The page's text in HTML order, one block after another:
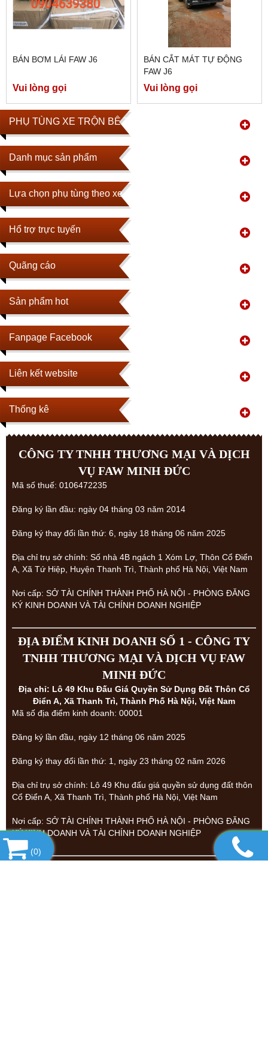
PHỤ TÙNG XE TRỘN BÊ TÔNG
Danh mục sản phẩm
Lựa chọn phụ tùng theo xe
Hổ trợ trực tuyến
Quãng cáo
Sản phẩm hot
Fanpage Facebook
Liên kết website
Thống kê
BÁN BƠM LÁI FAW J6
Vui lòng gọi
BÁN CẮT MÁT TỰ ĐỘNG
FAW J6
Vui lòng gọi
CÔNG TY TNHH THƯƠNG MẠI VÀ DỊCH
VỤ FAW MINH ĐỨC
Mã số thuế: 0106472235
Đăng ký lần đầu: ngày 04 tháng 03 năm 2014
Đăng ký thay đổi lần thứ: 6, ngày 18 tháng 06 năm 2025
Địa chỉ trụ sở chính: Số nhà 4B ngách 1 Xóm Lợ, Thôn Cổ Điển
A, Xã Tứ Hiệp, Huyện Thanh Trì, Thành phố Hà Nội, Việt Nam
Nơi cấp: SỞ TÀI CHÍNH THÀNH PHỐ HÀ NỘI - PHÒNG ĐĂNG
KÝ KINH DOANH VÀ TÀI CHÍNH DOANH NGHIỆP
ĐỊA ĐIỂM KINH DOANH SỐ 1 - CÔNG TY
TNHH THƯƠNG MẠI VÀ DỊCH VỤ FAW
MINH ĐỨC
Địa chỉ: Lô 49 Khu Đấu Giá Quyền Sử Dụng Đất Thôn Cổ
Điển A, Xã Thanh Trì, Thành Phố Hà Nội, Việt Nam
Mã số địa điểm kinh doanh: 00001
Đăng ký lần đầu, ngày 12 tháng 06 năm 2025
Đăng ký thay đổi lần thứ: 1, ngày 23 tháng 02 năm 2026
Địa chỉ trụ sở chính: Lô 49 Khu đấu giá quyền sử dụng đất thôn
Cổ Điển A, Xã Thanh Trì, Thành phố Hà Nội, Việt Nam
Nơi cấp: SỞ TÀI CHÍNH THÀNH PHỐ HÀ NỘI - PHÒNG ĐĂNG
KÝ KINH DOANH VÀ TÀI CHÍNH DOANH NGHIỆP
(0)